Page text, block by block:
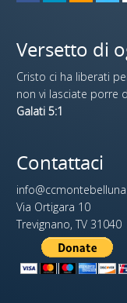
Versetto di
Cristo ci ha liberati
non vi lasciate porre
Galati 5:1
Contattaci
Via Ortigara 10
Trevignano, TV 31040